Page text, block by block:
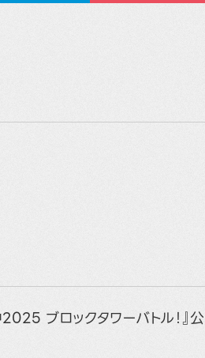
ブロックタワーバトル！』